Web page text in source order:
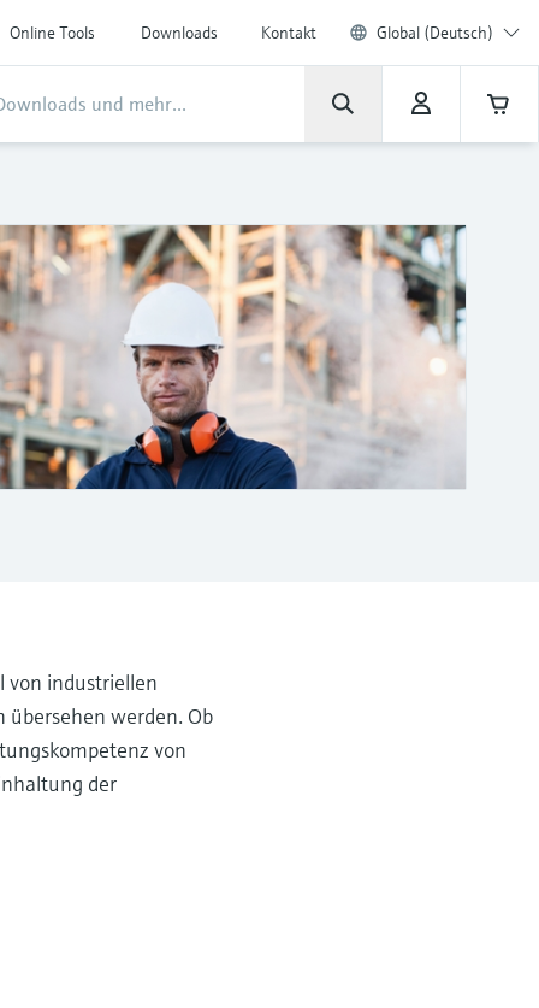
Online Tools Downloads Kontakt Global (Deutsch)
von industriellen
übersehen werden. Ob
von
der